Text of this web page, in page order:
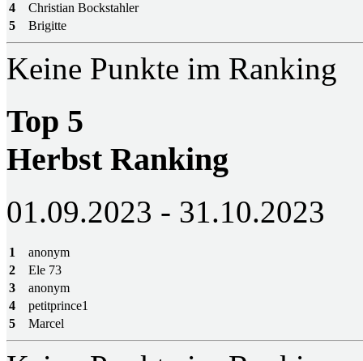
4
Christian Bockstahler
5
Brigitte
Keine Punkte im Ranking
Top 5
Herbst Ranking
01.09.2023 - 31.10.2023
1
anonym
2
Ele 73
3
anonym
4
petitprince1
5
Marcel